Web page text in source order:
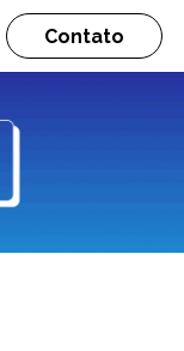
Contato